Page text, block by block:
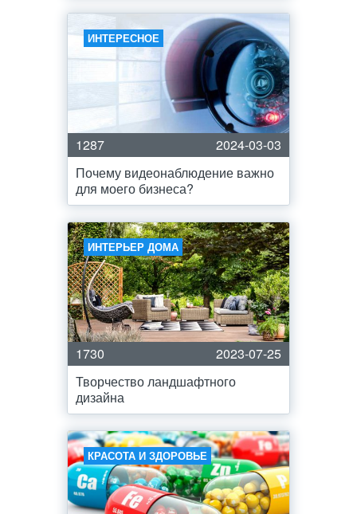
ИНТЕРЕСНОЕ
1287
2024-03-03
Почему видеонаблюдение важно
для моего бизнеса?
ИНТЕРЬЕР ДОМА
1730
2023-07-25
Творчество ландшафтного
дизайна
КРАСОТА И ЗДОРОВЬЕ